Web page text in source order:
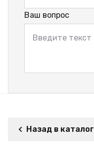
Ваш вопрос
Назад в каталог